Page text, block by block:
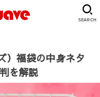
SEARCH
）福袋の中身ネタ
を解説